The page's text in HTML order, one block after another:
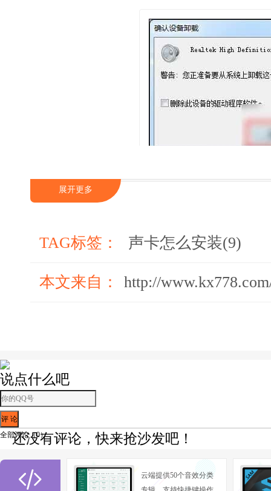
接着上网搜索并下载“驱动精灵”，下载完成后进行
展开更多
TAG标签： 声卡怎么安装(9)
本文来自： http://
说点什么吧
全部评论（0）
还没有评论，快来抢沙发吧！

云端提供50个音效分类